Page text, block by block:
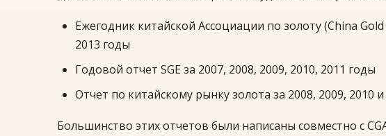
Ежегодник китайской Ассоциации по золоту (China Gold
2013 годы
Годовой отчет SGE за 2007, 2008, 2009, 2010, 2011 годы
Отчет по китайскому рынку золота за 2008, 2009, 2010
Большинство этих отчетов были написаны совместно с